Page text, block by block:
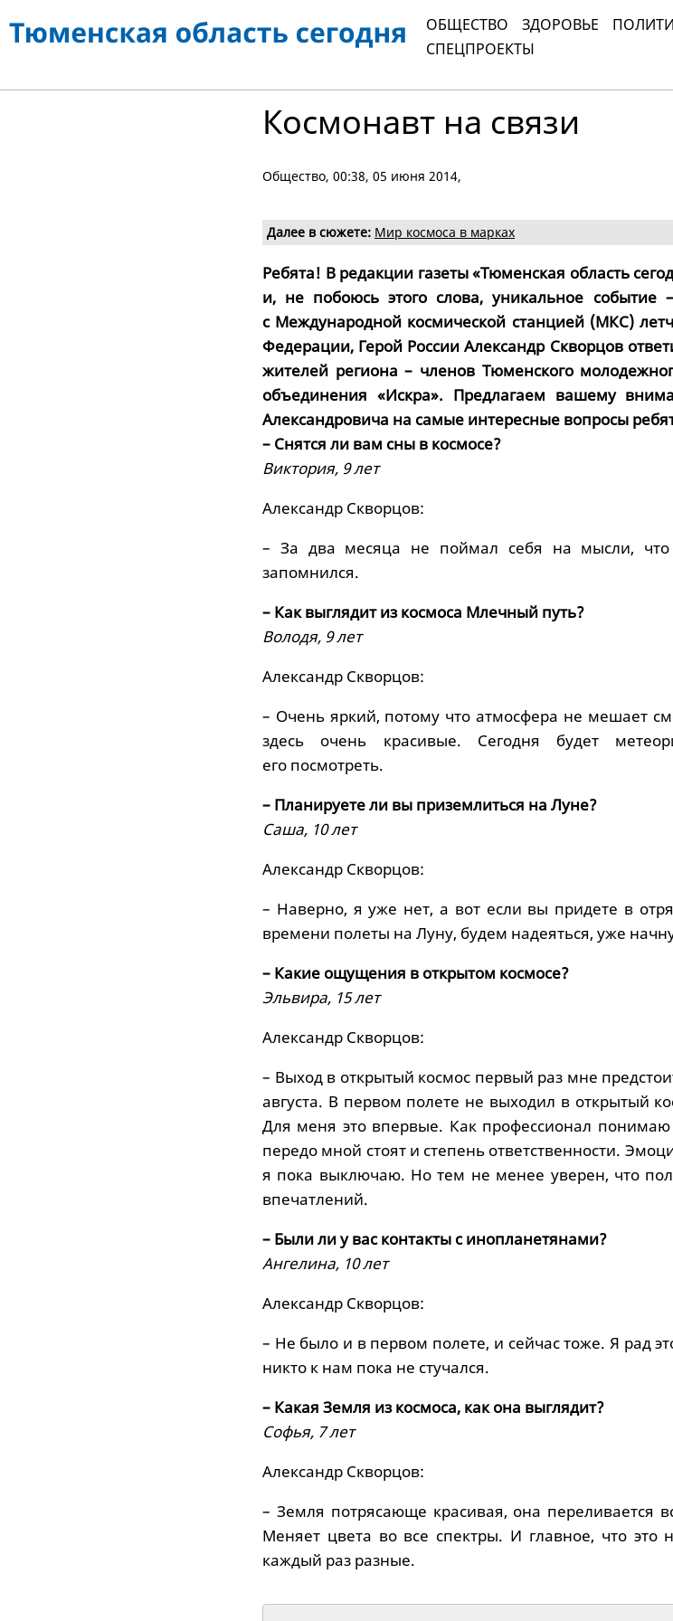
ОБЩЕСТВО ЗДОРОВЬЕ
СПЕЦПРОЕКТЫ
Космонавт на связи
Общество, 00:38, 05 июня 2014,
Далее в сюжете: Мир космоса в марках
Ребята! В редакции газеты «Тюменская область
и, не побоюсь этого слова, уникальное событие
с Международной космической станцией (МКС)
Федерации, Герой России Александр Скворцов
жителей региона – членов Тюменского
объединения «Искра». Предлагаем вашему
Александровича на самые интересные вопросы
– Снятся ли вам сны в космосе?
Виктория, 9 лет
Александр Скворцов:
– За два месяца не поймал себя на мысли,
запомнился.
– Как выглядит из космоса Млечный путь?
Володя, 9 лет
Александр Скворцов:
– Очень яркий, потому что атмосфера не мешает
здесь очень красивые. Сегодня будет
его посмотреть.
– Планируете ли вы приземлиться на Луне?
Саша, 10 лет
Александр Скворцов:
– Наверно, я уже нет, а вот если вы придете в
времени полеты на Луну, будем надеяться, уже
– Какие ощущения в открытом космосе?
Эльвира, 15 лет
Александр Скворцов:
– Выход в открытый космос первый раз мне
августа. В первом полете не выходил в открытый
Для меня это впервые. Как профессионал понимаю
передо мной стоят и степень ответственности.
я пока выключаю. Но тем не менее уверен, что
впечатлений.
– Были ли у вас контакты с инопланетянами?
Ангелина, 10 лет
Александр Скворцов:
– Не было и в первом полете, и сейчас тоже. Я рад
никто к нам пока не стучался.
– Какая Земля из космоса, как она выглядит?
Софья, 7 лет
Александр Скворцов:
– Земля потрясающе красивая, она переливается
Меняет цвета во все спектры. И главное, что это
каждый раз разные.